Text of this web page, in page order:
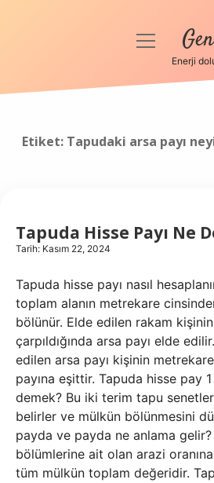
Anasayfa
menüyü
Enerji
Etiket: Tapudaki arsa payı
Tapuda Hisse Payı Ne
Tarih: Kasım 22, 2024
Tapuda hisse payı nasıl
toplam alanın metrekare
bölünür. Elde edilen rakam
çarpıldığında arsa payı elde
edilen arsa payı kişinin
payına eşittir. Tapuda hisse pay
demek? Bu iki terim tapu
belirler ve mülkün bölünmesini
payda ve payda ne anlama gelir?
bölümlerine ait olan arazi
tüm mülkün toplam değeridir.